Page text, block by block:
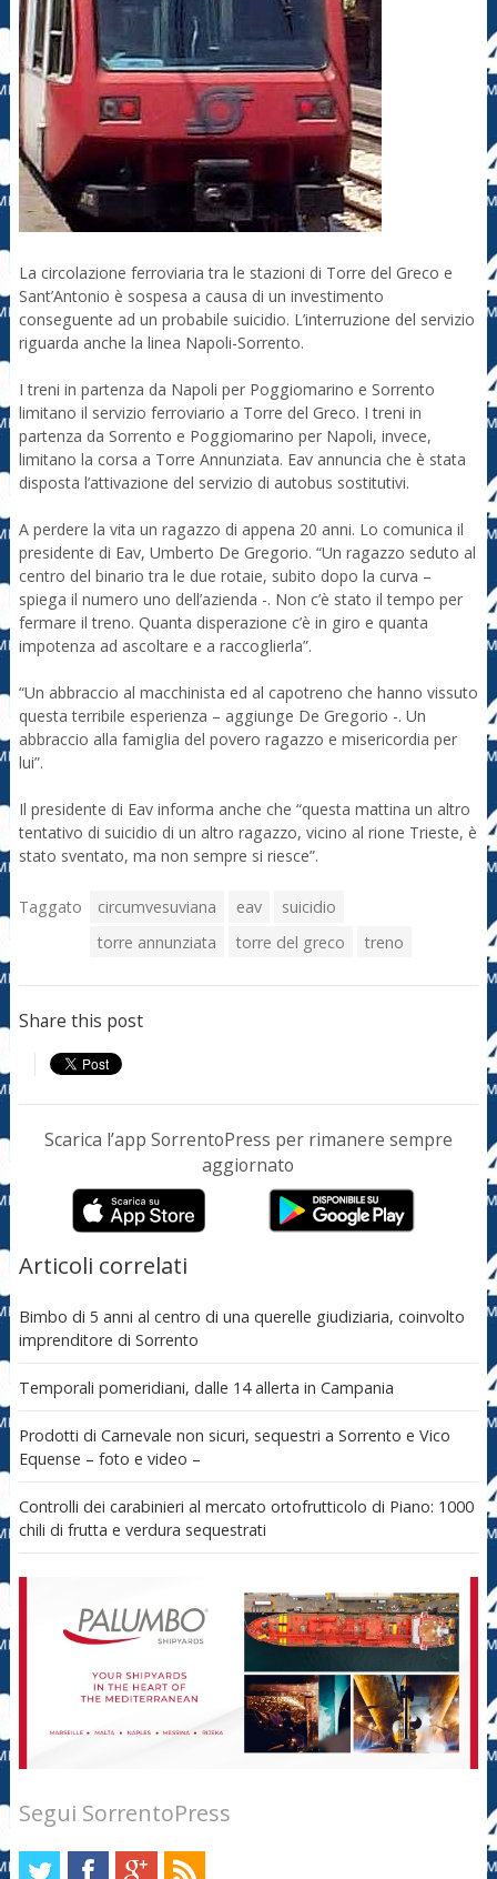
La circolazione ferroviaria tra le stazioni di Torre del Greco e
Sant’Antonio è sospesa a causa di un investimento
conseguente ad un probabile suicidio. L’interruzione del servizio
riguarda anche la linea Napoli-Sorrento.
I treni in partenza da Napoli per Poggiomarino e Sorrento
limitano il servizio ferroviario a Torre del Greco. I treni in
partenza da Sorrento e Poggiomarino per Napoli, invece,
limitano la corsa a Torre Annunziata. Eav annuncia che è stata
disposta l’attivazione del servizio di autobus sostitutivi.
A perdere la vita un ragazzo di appena 20 anni. Lo comunica il
presidente di Eav, Umberto De Gregorio. “Un ragazzo seduto al
centro del binario tra le due rotaie, subito dopo la curva –
spiega il numero uno dell’azienda -. Non c’è stato il tempo per
fermare il treno. Quanta disperazione c’è in giro e quanta
impotenza ad ascoltare e a raccoglierla”.
“Un abbraccio al macchinista ed al capotreno che hanno vissuto
questa terribile esperienza – aggiunge De Gregorio -. Un
abbraccio alla famiglia del povero ragazzo e misericordia per
lui”.
Il presidente di Eav informa anche che “questa mattina un altro
tentativo di suicidio di un altro ragazzo, vicino al rione Trieste, è
stato sventato, ma non sempre si riesce”.
Taggato circumvesuviana eav
suicidio
torre annunziata
torre del greco treno
Share this post
Scarica l’app SorrentoPress per rimanere sempre
aggiornato
Articoli correlati
Bimbo di 5 anni al centro di una querelle giudiziaria, coinvolto
imprenditore di Sorrento
Temporali pomeridiani, dalle 14 allerta in Campania
Prodotti di Carnevale non sicuri, sequestri a Sorrento e Vico
Equense – foto e video –
Controlli dei carabinieri al mercato ortofrutticolo di Piano: 1000
chili di frutta e verdura sequestrati
Segui SorrentoPress